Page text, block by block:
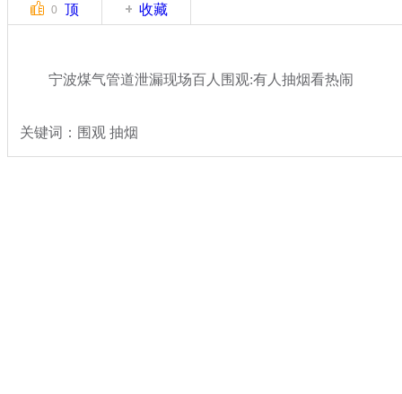
0 顶 收藏
宁波煤气管道泄漏现场百人围观:有人抽烟看热闹
关键词：围观 抽烟